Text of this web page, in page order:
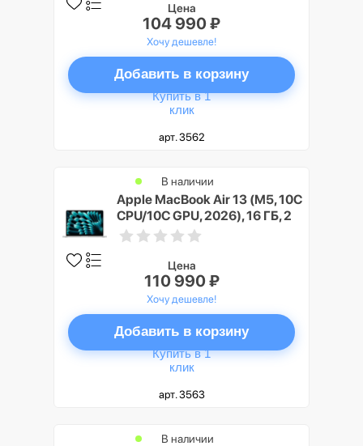
Цена
104 990 ₽
Хочу дешевле!
Добавить в корзину
Купить в 1
клик
арт. 3562
Apple MacBook Air 13 (M5, 10C
CPU/10C GPU, 2026), 16 ГБ, 2
ТБ SSD, Cеребристый (Silver)
В наличии
Цена
110 990 ₽
Хочу дешевле!
Добавить в корзину
Купить в 1
клик
арт. 3563
В наличии